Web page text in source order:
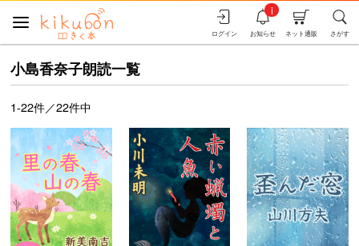
さがす
ネット通販
お知らせ
i
ログイン
小島香奈子朗読一覧
1-22件／22件中